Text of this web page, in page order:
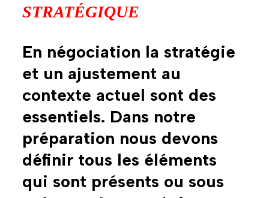
STRATÉGIQUE
En négociation la stratégie
et un ajustement au
contexte actuel sont des
essentiels. Dans notre
préparation nous devons
définir tous les éléments
qui sont présents ou sous